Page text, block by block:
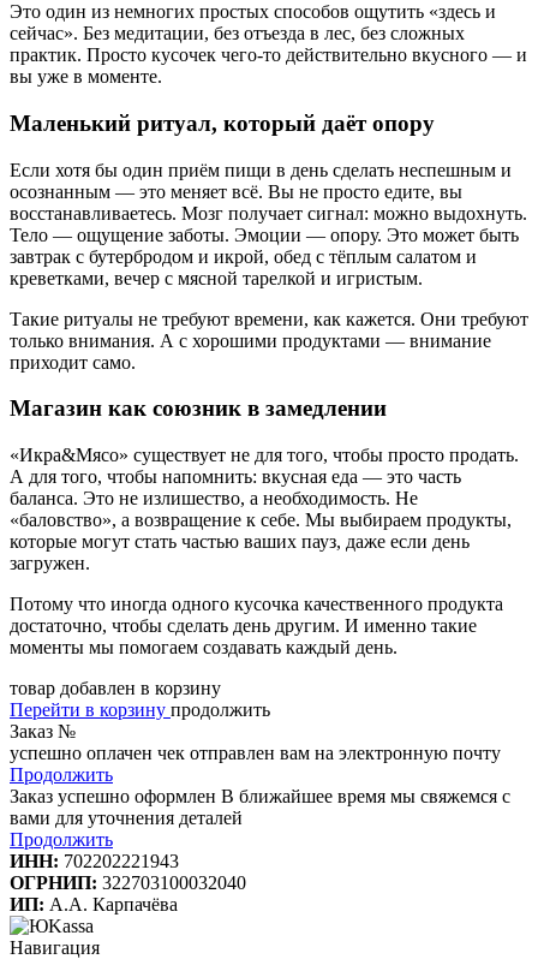
Это один из немногих простых способов ощутить «здесь и
сейчас». Без медитации, без отъезда в лес, без сложных
практик. Просто кусочек чего-то действительно вкусного — и
вы уже в моменте.
Маленький ритуал, который даёт опору
Если хотя бы один приём пищи в день сделать неспешным и
осознанным — это меняет всё. Вы не просто едите, вы
восстанавливаетесь. Мозг получает сигнал: можно выдохнуть.
Тело — ощущение заботы. Эмоции — опору. Это может быть
завтрак с бутербродом и икрой, обед с тёплым салатом и
креветками, вечер с мясной тарелкой и игристым.
Такие ритуалы не требуют времени, как кажется. Они требуют
только внимания. А с хорошими продуктами — внимание
приходит само.
Магазин как союзник в замедлении
«Икра&Мясо» существует не для того, чтобы просто продать.
А для того, чтобы напомнить: вкусная еда — это часть
баланса. Это не излишество, а необходимость. Не
«баловство», а возвращение к себе. Мы выбираем продукты,
которые могут стать частью ваших пауз, даже если день
загружен.
Потому что иногда одного кусочка качественного продукта
достаточно, чтобы сделать день другим. И именно такие
моменты мы помогаем создавать каждый день.
товар добавлен в корзину
Перейти в корзину продолжить
Заказ №
успешно оплачен чек отправлен вам на электронную почту
Продолжить
Заказ успешно оформлен В ближайшее время мы свяжемся с
вами для уточнения деталей
Продолжить
ИНН: 702202221943
ОГРНИП: 322703100032040
ИП: А.А. Карпачёва
Навигация